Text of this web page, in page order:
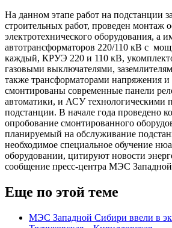
На данном этапе работ на подстанции
строительных работ, проведен монтаж
электротехнического оборудования, а
автотрансформаторов 220/110 кВ с
каждый, КРУЭ 220 и 110 кВ,
газовыми выключателями,
также трансформаторами напряжения и
смонтированы современные панели
автоматики, и АСУ технологическими
подстанции. В начале года проведено
опробование смонтированного
планируемый на обслуживание
необходимое специальное обучение
оборудовании, цитируют новости
сообщение пресс-центра МЭС
Еще по этой теме
МЭС Западной Сибири ввели в